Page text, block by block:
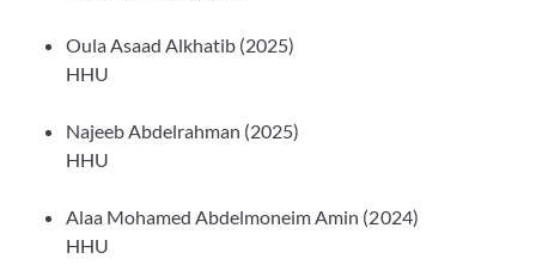
Oula Asaad Alkhatib (2025)
HHU
Najeeb Abdelrahman (2025)
HHU
Alaa Mohamed Abdelmoneim Amin (2024)
HHU